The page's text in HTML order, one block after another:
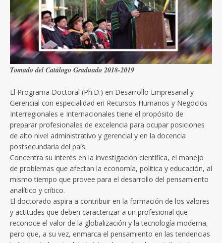
Tomado del Catálogo Graduado 2018-2019
El Programa Doctoral (Ph.D.) en Desarrollo Empresarial y
Gerencial con especialidad en Recursos Humanos y Negocios
Interregionales e Internacionales tiene el propósito de
preparar profesionales de excelencia para ocupar posiciones
de alto nivel administrativo y gerencial y en la docencia
postsecundaria del país.
Concentra su interés en la investigación científica, el manejo
de problemas que afectan la economía, política y educación, al
mismo tiempo que provee para el desarrollo del pensamiento
analítico y crítico.
El doctorado aspira a contribuir en la formación de los valores
y actitudes que deben caracterizar a un profesional que
reconoce el valor de la globalización y la tecnología moderna,
pero que, a su vez, enmarca el pensamiento en las tendencias